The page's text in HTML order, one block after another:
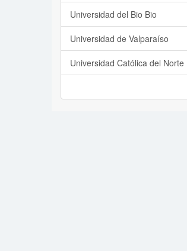
Universidad del Bio Bio
Universidad de Valparaíso
Universidad Católica del Norte